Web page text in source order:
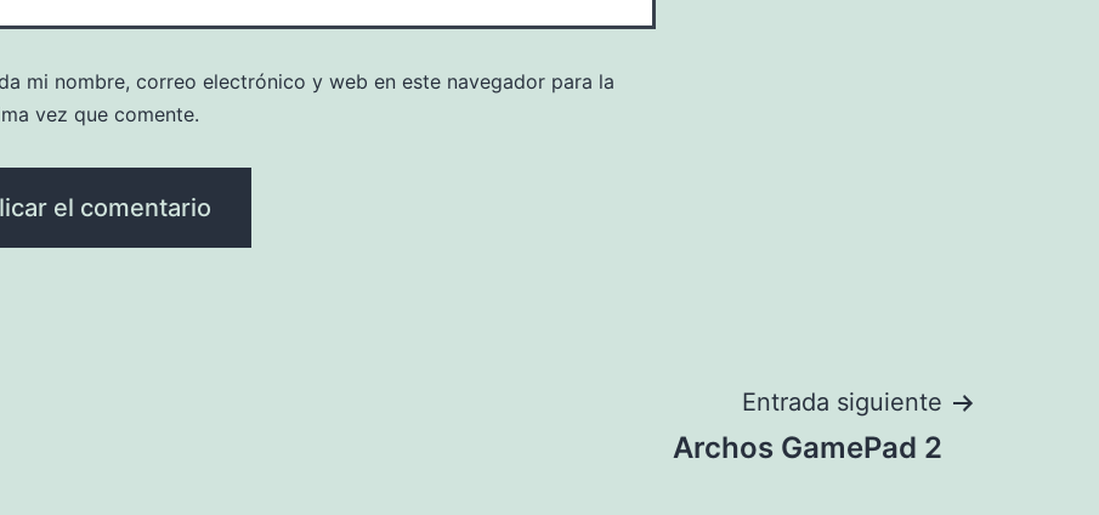
mi nombre, correo electrónico y web en este navegador para la
vez que comente.
Entrada siguiente
Archos GamePad 2